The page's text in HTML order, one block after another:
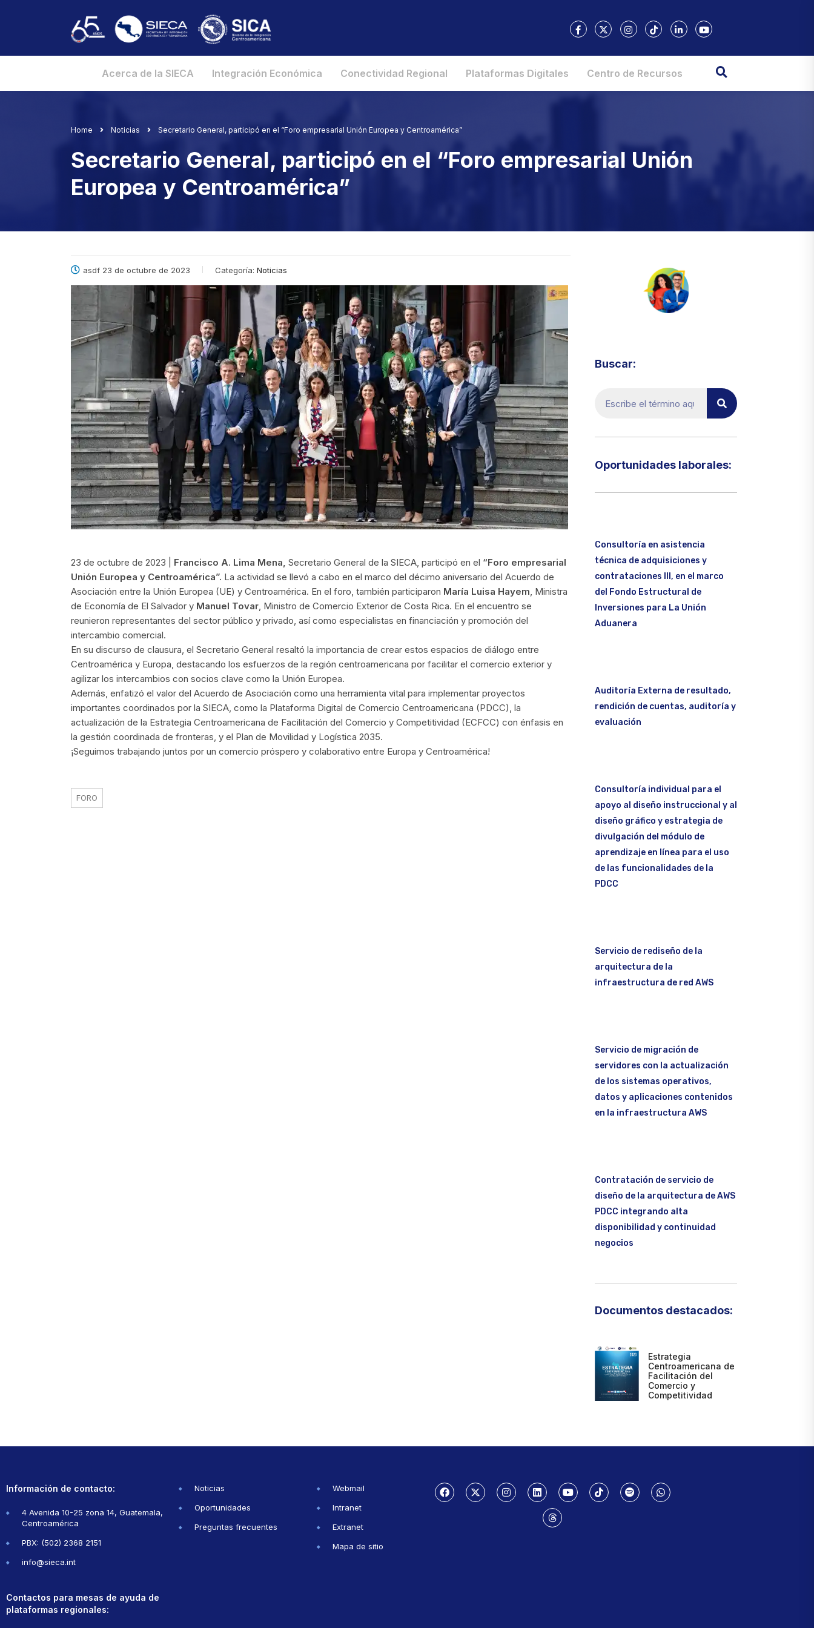
Acerca de la SIECA Integración Económica Conectividad Regional Plataformas Digitales Centro de Recursos
Home Noticias Secretario General, participó en el “Foro empresarial Unión Europea y Centroamérica”
Secretario General, participó en el “Foro empresarial Unión
Europea y Centroamérica”
asdf 23 de octubre de 2023 Categoría: Noticias
23 de octubre de 2023 | Francisco A. Lima Mena, Secretario General de la SIECA, participó en el “Foro empresarial
Unión Europea y Centroamérica”. La actividad se llevó a cabo en el marco del décimo aniversario del Acuerdo de
Asociación entre la Unión Europea (UE) y Centroamérica. En el foro, también participaron María Luisa Hayem, Ministra
de Economía de El Salvador y Manuel Tovar, Ministro de Comercio Exterior de Costa Rica. En el encuentro se
reunieron representantes del sector público y privado, así como especialistas en financiación y promoción del
intercambio comercial.
En su discurso de clausura, el Secretario General resaltó la importancia de crear estos espacios de diálogo entre
Centroamérica y Europa, destacando los esfuerzos de la región centroamericana por facilitar el comercio exterior y
agilizar los intercambios con socios clave como la Unión Europea.
Además, enfatizó el valor del Acuerdo de Asociación como una herramienta vital para implementar proyectos
importantes coordinados por la SIECA, como la Plataforma Digital de Comercio Centroamericana (PDCC), la
actualización de la Estrategia Centroamericana de Facilitación del Comercio y Competitividad (ECFCC) con énfasis en
la gestión coordinada de fronteras, y el Plan de Movilidad y Logística 2035.
¡Seguimos trabajando juntos por un comercio próspero y colaborativo entre Europa y Centroamérica!
FORO
Buscar:
Oportunidades laborales:​
Consultoría en asistencia
técnica de adquisiciones y
contrataciones III, en el marco
del Fondo Estructural de
Inversiones para La Unión
Aduanera
Auditoría Externa de resultado,
rendición de cuentas, auditoría y
evaluación
Consultoría individual para el
apoyo al diseño instruccional y al
diseño gráfico y estrategia de
divulgación del módulo de
aprendizaje en línea para el uso
de las funcionalidades de la
PDCC
Servicio de rediseño de la
arquitectura de la
infraestructura de red AWS
Servicio de migración de
servidores con la actualización
de los sistemas operativos,
datos y aplicaciones contenidos
en la infraestructura AWS
Contratación de servicio de
diseño de la arquitectura de AWS
PDCC integrando alta
disponibilidad y continuidad
negocios
Documentos destacados:
Estrategia
Centroamericana de
Facilitación del
Comercio y
Competitividad
Información de contacto:
4 Avenida 10-25 zona 14, Guatemala,
Centroamérica
PBX: (502) 2368 2151
info@sieca.int
Contactos para mesas de ayuda de
plataformas regionales:
Noticias
Oportunidades
Preguntas frecuentes
Webmail
Intranet
Extranet
Mapa de sitio